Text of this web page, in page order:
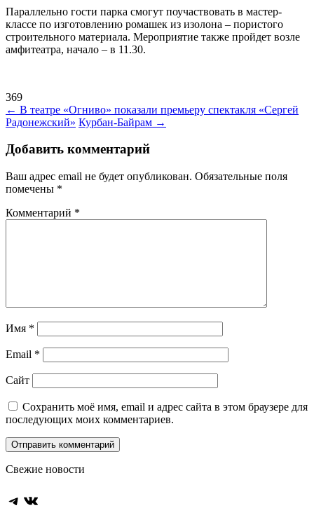
Параллельно гости парка смогут поучаствовать в мастер-
классе по изготовлению ромашек из изолона – пористого
строительного материала. Мероприятие также пройдет возле
амфитеатра, начало – в 11.30.
369
Навигация
по
записям
← В театре «Огниво» показали премьеру спектакля «Сергей
Радонежский» Курбан-Байрам →
Добавить комментарий
Ваш адрес email не будет опубликован. Обязательные поля
помечены *
Комментарий *
Имя *
Email *
Сайт
Сохранить моё имя, email и адрес сайта в этом браузере для
последующих моих комментариев.
Свежие новости
Telegram
ВКонтакте